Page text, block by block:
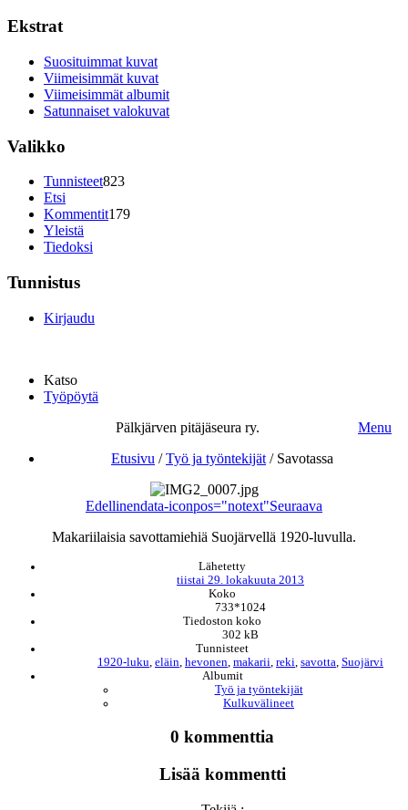
Ekstrat
Suosituimmat kuvat
Viimeisimmät kuvat
Viimeisimmät albumit
Satunnaiset valokuvat
Valikko
Tunnisteet823
Etsi
Kommentit179
Yleistä
Tiedoksi
Tunnistus
Kirjaudu
Katso
Työpöytä
Pälkjärven pitäjäseura ry.
Menu
Etusivu /Työ ja työntekijät / Savotassa
Edellinendata-iconpos="notext"Seuraava
Makariilaisia savottamiehiä Suojärvellä 1920-luvulla.
Lähetetty
tiistai 29. lokakuuta 2013
Koko
733*1024
Tiedoston koko
302 kB
Tunnisteet
1920-luku eläin hevonen makarii reki savotta Suojärvi
Albumit
Työ ja työntekijät
Kulkuvälineet
0 kommenttia
Lisää kommentti